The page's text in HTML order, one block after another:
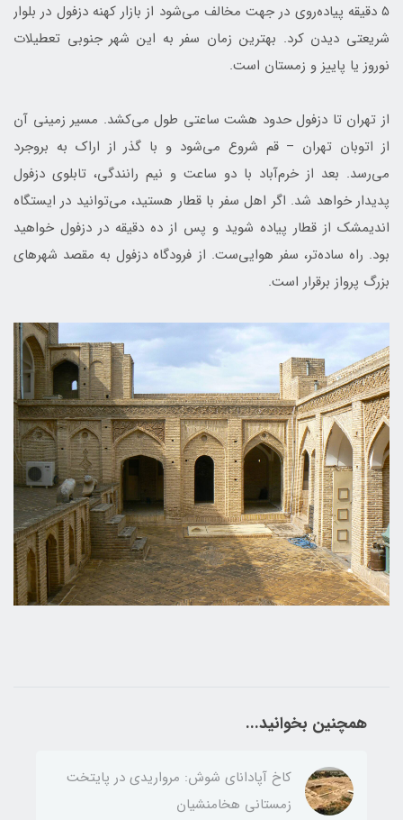
۵ دقیقه پیاده‌روی در جهت مخالف می‌شود از بازار کهنه دزفول در بلوار
شریعتی دیدن کرد. بهترین زمان سفر به این شهر جنوبی تعطیلات
نوروز یا پاییز و زمستان است.
از تهران تا دزفول حدود هشت ساعتی طول می‌کشد. مسیر زمینی آن
از اتوبان تهران – قم شروع می‌شود و با گذر از اراک به بروجرد
می‌رسد. بعد از خرم‌آباد با دو ساعت و نیم رانندگی، تابلوی دزفول
پدیدار خواهد شد. اگر اهل سفر با قطار هستید، می‌توانید در ایستگاه
اندیمشک از قطار پیاده شوید و پس از ده دقیقه در دزفول خواهید
بود. راه ساده‌تر، سفر هوایی‌ست. از فرودگاه دزفول به مقصد شهرهای
بزرگ پرواز برقرار است.
همچنین بخوانید...
کاخ آپادانای شوش: مرواریدی در پایتخت
زمستانی هخامنشیان